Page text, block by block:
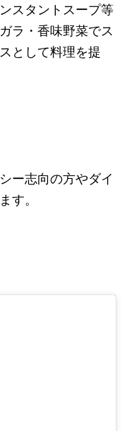
スタントスープ等
ラ・香味野菜でス
として料理を提
ー志向の方やダイ
す。